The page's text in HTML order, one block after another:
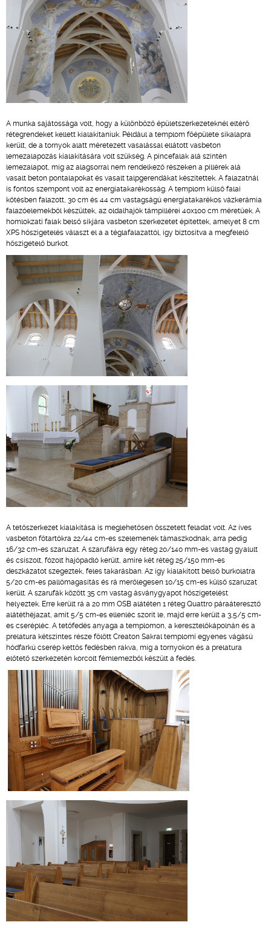
A munka sajátossága volt, hogy a különböző épületszerkezeteknél eltérő
rétegrendeket kellett kialakítaniuk. Például a templom főépülete síkalapra
került, de a tornyok alatt méretezett vasalással ellátott vasbeton
lemezalapozás kialakítására volt szükség. A pincefalak alá szintén
lemezalapot, míg az alagsorral nem rendelkező részeken a pillérek alá
vasalt beton pontalapokat és vasalt talpgerendákat készítettek. A falazatnál
is fontos szempont volt az energiatakarékosság. A templom külső falai
kötésben falazott, 30 cm és 44 cm vastagságú energiatakarékos vázkerámia
falazóelemekből készültek, az oldalhajók támpillérei 40x100 cm méretűek. A
homlokzati falak belső síkjára vasbeton szerkezetet építettek, amelyet 8 cm
XPS hőszigetelés választ el a a téglafalazattól, így biztosítva a megfelelő
hőszigetelő burkot.
A tetőszerkezet kialakítása is meglehetősen összetett feladat volt. Az íves
vasbeton főtartókra 22/44 cm-es szelemenek támaszkodnak, arra pedig
16/32 cm-es szaruzat. A szarufákra egy réteg 20/140 mm-es vastag gyalult
és csiszolt, fózolt hajópadló került, amire két réteg 25/150 mm-es
deszkázatot szegeztek, feles takarásban. Az így kialakított belső burkolatra
5/20 cm-es pallómagasítás és rá merőlegesen 10/15 cm-es külső szaruzat
került. A szarufák között 35 cm vastag ásványgyapot hőszigetelést
helyeztek. Erre került rá a 20 mm OSB alátéten 1 réteg Quattro páraáteresztő
alátéthéjazat, amit 5/5 cm-es ellenléc szorít le, majd erre került a 3,5/5 cm-
es cserépléc. A tetőfedés anyaga a templomon, a keresztelőkápolnán és a
prelatura kétszintes része fölött Creaton Sakral templomi egyenes vágású
hódfarkú cserép kettős fedésben rakva, míg a tornyokon és a prelatura
előtető szerkezetén korcolt fémlemezből készült a fedés.